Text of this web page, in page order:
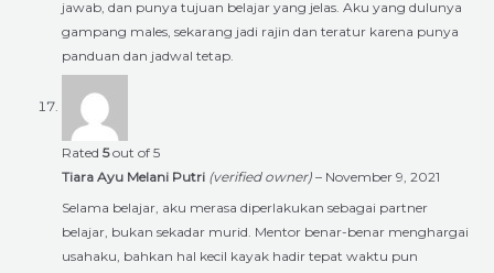
jawab, dan punya tujuan belajar yang jelas. Aku yang dulunya
gampang males, sekarang jadi rajin dan teratur karena punya
panduan dan jadwal tetap.
Rated 5out of 5
Tiara Ayu Melani Putri (verified owner) – November 9, 2021
Selama belajar, aku merasa diperlakukan sebagai partner
belajar, bukan sekadar murid. Mentor benar-benar menghargai
usahaku, bahkan hal kecil kayak hadir tepat waktu pun